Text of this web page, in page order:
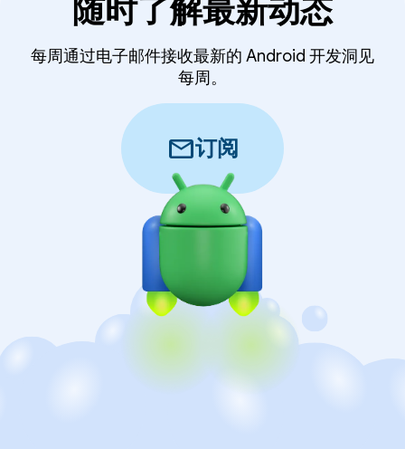
随时了解最新动态
每周通过电子邮件接收最新的 Android 开发洞见
每周。
mail订阅